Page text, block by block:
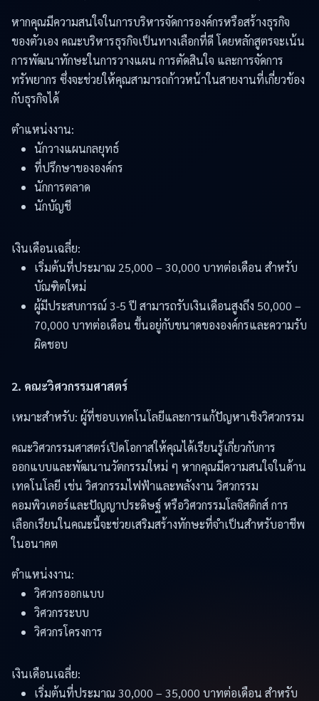
หากคุณมีความสนใจในการบริหารจัดการองค์กรหรือสร้างธุรกิจ
ของตัวเอง คณะบริหารธุรกิจเป็นทางเลือกที่ดี โดยหลักสูตรจะเน้น
การพัฒนาทักษะในการวางแผน การตัดสินใจ และการจัดการ
ทรัพยากร ซึ่งจะช่วยให้คุณสามารถก้าวหน้าในสายงานที่เกี่ยวข้อง
กับธุรกิจได้
ตำแหน่งงาน:
นักวางแผนกลยุทธ์
ที่ปรึกษาขององค์กร
นักการตลาด
นักบัญชี
เงินเดือนเฉลี่ย:
เริ่มต้นที่ประมาณ 25,000 – 30,000 บาทต่อเดือน สำหรับ
บัณฑิตใหม่
ผู้มีประสบการณ์ 3-5 ปี สามารถรับเงินเดือนสูงถึง 50,000 –
70,000 บาทต่อเดือน ขึ้นอยู่กับขนาดขององค์กรและความรับ
ผิดชอบ
2. คณะวิศวกรรมศาสตร์
เหมาะสำหรับ: ผู้ที่ชอบเทคโนโลยีและการแก้ปัญหาเชิงวิศวกรรม
คณะวิศวกรรมศาสตร์เปิดโอกาสให้คุณได้เรียนรู้เกี่ยวกับการ
ออกแบบและพัฒนานวัตกรรมใหม่ ๆ หากคุณมีความสนใจในด้าน
เทคโนโลยี เช่น วิศวกรรมไฟฟ้าและพลังงาน วิศวกรรม
คอมพิวเตอร์และปัญญาประดิษฐ์ หรือวิศวกรรมโลจิสติกส์ การ
เลือกเรียนในคณะนี้จะช่วยเสริมสร้างทักษะที่จำเป็นสำหรับอาชีพ
ในอนาคต
ตำแหน่งงาน:
วิศวกรออกแบบ
วิศวกรระบบ
วิศวกรโครงการ
เงินเดือนเฉลี่ย:
เริ่มต้นที่ประมาณ 30,000 – 35,000 บาทต่อเดือน สำหรับ